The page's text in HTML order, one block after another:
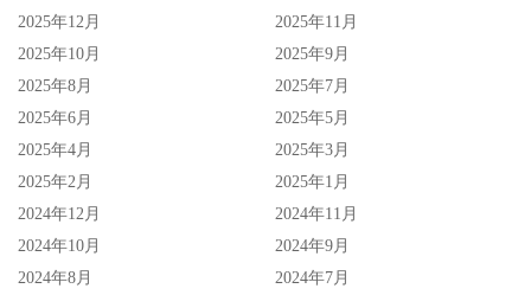
2025年12月
2025年11月
2025年10月
2025年9月
2025年8月
2025年7月
2025年6月
2025年5月
2025年4月
2025年3月
2025年2月
2025年1月
2024年12月
2024年11月
2024年10月
2024年9月
2024年8月
2024年7月